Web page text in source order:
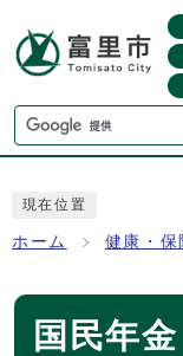
現在位置
ホーム 健康・保
国民年金